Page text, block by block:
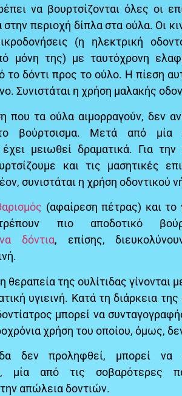
να βουρτσίζονται όλες οι
στην περιοχή δίπλα στα ούλα. Οι
(η ηλεκτρική
μόνη της) με ταυτόχρονη
το δόντι προς το ούλο. Η πίεση
Συνιστάται η χρήση μαλακής
που τα ούλα αιμορραγούν, δεν
το βούρτσισμα. Μετά από μία
έχει μειωθεί δραματικά. Για
και τις μασητικές
συνιστάται η χρήση οδοντικού
(αφαίρεση πέτρας) και το
πιο αποδοτικό
δόντια, επίσης,
της ουλίτιδας γίνονται
υγιεινή. Κατά τη διάρκεια
μπορεί να
χρήση του οποίου, όμως,
δεν προληφθεί, μπορεί να
μία από τις σοβαρότερες
απώλεια δοντιών.